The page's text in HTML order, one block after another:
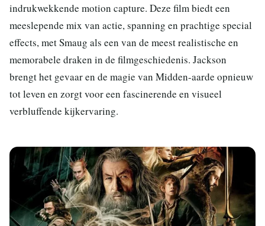
indrukwekkende motion capture. Deze film biedt een
meeslepende mix van actie, spanning en prachtige special
effects, met Smaug als een van de meest realistische en
memorabele draken in de filmgeschiedenis. Jackson
brengt het gevaar en de magie van Midden-aarde opnieuw
tot leven en zorgt voor een fascinerende en visueel
verbluffende kijkervaring.